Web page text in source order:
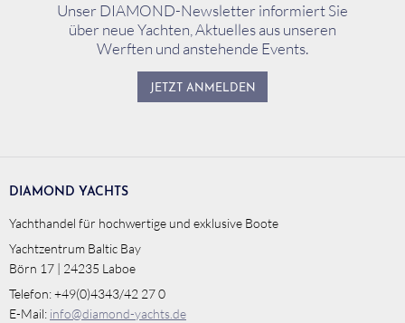
Unser DIAMOND-Newsletter informiert Sie
über neue Yachten, Aktuelles aus unseren
Werften und anstehende Events.
JETZT ANMELDEN
DIAMOND YACHTS
Yachthandel für hochwertige und exklusive Boote
Yachtzentrum Baltic Bay
Börn 17 | 24235 Laboe
Telefon: +49(0)4343/42 27 0
E-Mail: info@diamond-yachts.de